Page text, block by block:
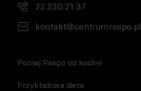
22 230 21 37
kontakt@centrumrespo.pl
Poznaj Respo od kuchni
Przykładowa dieta